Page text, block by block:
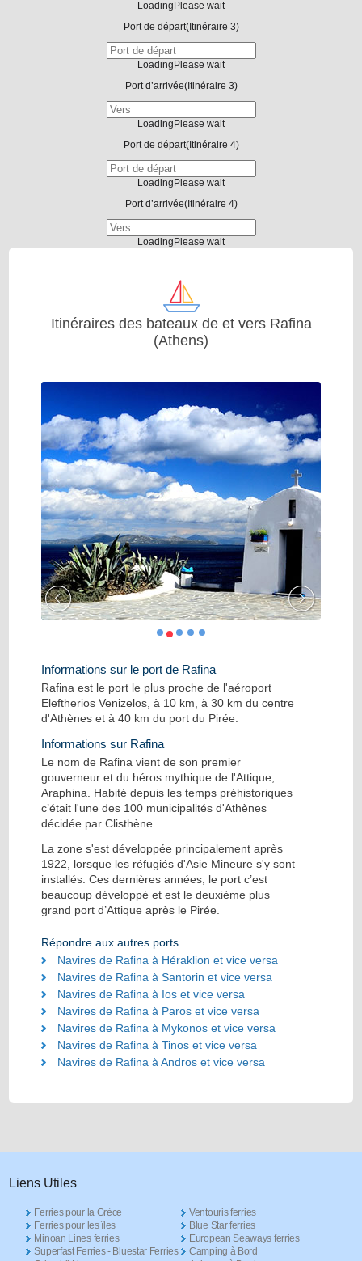
Loading Please wait
Port de départ(Itinéraire 3)
Loading Please wait
Port d’arrivée(Itinéraire 3)
Loading Please wait
Port de départ(Itinéraire 4)
Loading Please wait
Port d’arrivée(Itinéraire 4)
Loading Please wait
Itinéraires des bateaux de et vers Rafina
(Athens)
Informations sur le port de Rafina
Rafina est le port le plus proche de l'aéroport
Eleftherios Venizelos, à 10 km, à 30 km du centre
d'Athènes et à 40 km du port du Pirée.
Informations sur Rafina
Le nom de Rafina vient de son premier
gouverneur et du héros mythique de l'Attique,
Araphina. Habité depuis les temps préhistoriques
c’était l'une des 100 municipalités d'Athènes
décidée par Clisthène.
La zone s'est développée principalement après
1922, lorsque les réfugiés d'Asie Mineure s'y sont
installés. Ces dernières années, le port c’est
beaucoup développé et est le deuxième plus
grand port d’Attique après le Pirée.
Répondre aux autres ports
Navires de Rafina à Héraklion et vice versa
Navires de Rafina à Santorin et vice versa
Navires de Rafina à Ios et vice versa
Navires de Rafina à Paros et vice versa
Navires de Rafina à Mykonos et vice versa
Navires de Rafina à Tinos et vice versa
Navires de Rafina à Andros et vice versa
Liens Utiles
Ferries pour la Grèce
Ferries pour les îles
Minoan Lines ferries
Superfast Ferries - Bluestar Ferries
Ventouris ferries
Blue Star ferries
European Seaways ferries
Camping à Bord